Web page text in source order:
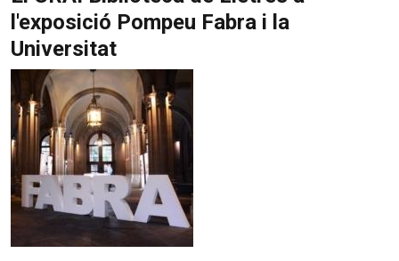
l'exposició Pompeu Fabra i la
Universitat